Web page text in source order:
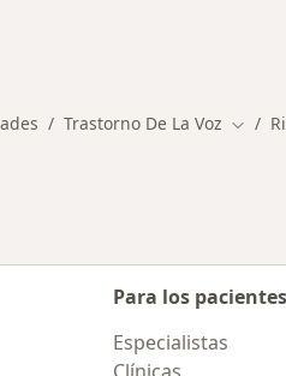
Trastorno De La Voz
Para los pacientes
Especialistas